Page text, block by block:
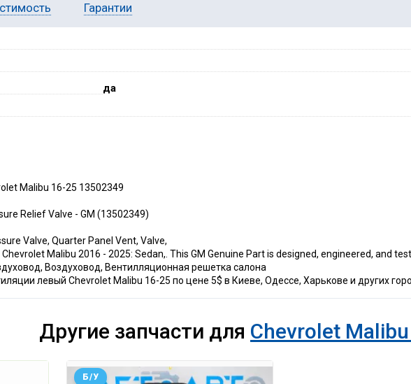
Гарантии
да
Malibu 16-25 13502349
Relief Valve - GM (13502349)
Valve, Quarter Panel Vent, Valve,
Malibu 2016 - 2025: Sedan,. This GM Genuine Part is designed, engineered, and
Воздуховод, Вентилляционная решетка салона
левый Chevrolet Malibu 16-25 по цене 5$ в Киеве, Одессе, Харькове и других
Другие запчасти для Chevrolet
Б/У